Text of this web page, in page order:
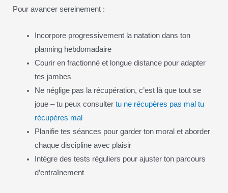
Pour avancer sereinement :
Incorpore progressivement la natation dans ton
planning hebdomadaire
Courir en fractionné et longue distance pour adapter
tes jambes
Ne néglige pas la récupération, c’est là que tout se
joue – tu peux consultertu ne récupères pas mal tu
récupères mal
Planifie tes séances pour garder ton moral et aborder
chaque discipline avec plaisir
Intègre des tests réguliers pour ajuster ton parcours
d’entraînement